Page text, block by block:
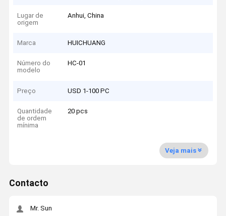
Lugar de
origem
Anhui, China
Marca HUICHUANG
Número do
modelo
HC-01
Preço USD 1-100 PC
Quantidade
de ordem
mínima
20 pcs
Veja mais
Contacto
Mr. Sun